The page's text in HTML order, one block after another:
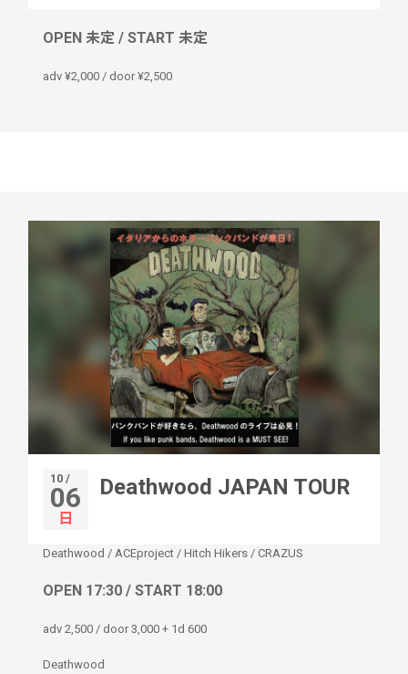
OPEN 未定 / START 未定
adv ¥2,000 / door ¥2,500
10 /
06
日
Deathwood JAPAN TOUR
Deathwood / ACEproject / Hitch Hikers / CRAZUS
OPEN 17:30 / START 18:00
adv 2,500 / door 3,000 + 1d 600
Deathwood